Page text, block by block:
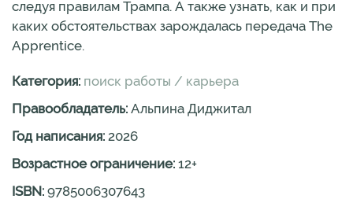
следуя правилам Трампа. А также узнать, как и при
каких обстоятельствах зарождалась передача The
Apprentice.
Категория: поиск работы / карьера
Правообладатель: Альпина Диджитал
Год написания: 2026
Возрастное ограничение: 12+
ISBN: 9785006307643